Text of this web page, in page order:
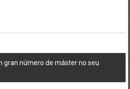
gran número de máster no seu